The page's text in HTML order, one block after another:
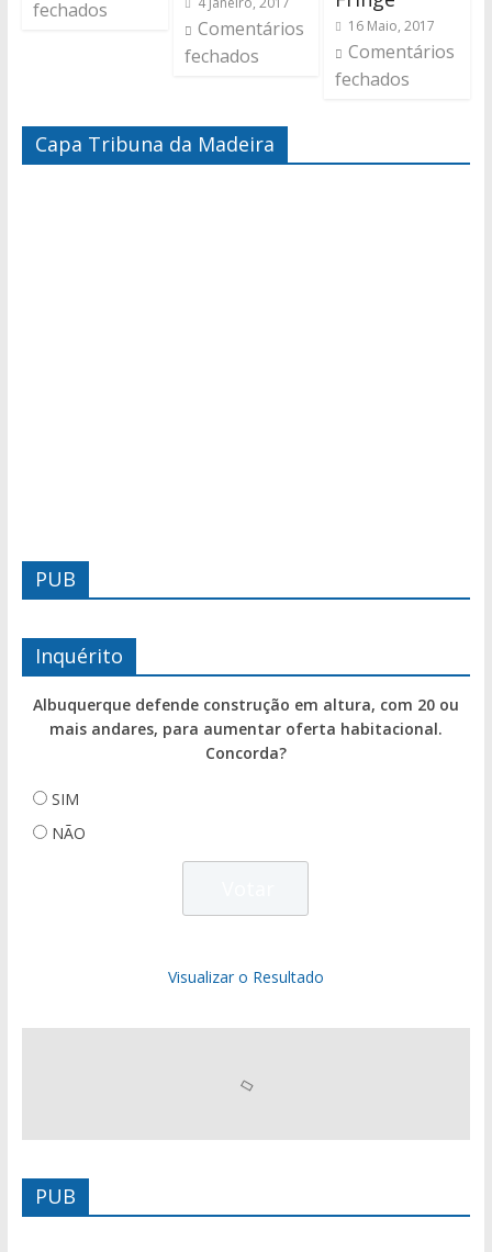
fechados
Comentários
fechados
16 Maio, 2017
Comentários
fechados
Capa Tribuna da Madeira
PUB
Inquérito
Albuquerque defende construção em altura, com 20 ou
mais andares, para aumentar oferta habitacional.
Concorda?
SIM
NÃO
Visualizar o Resultado
PUB